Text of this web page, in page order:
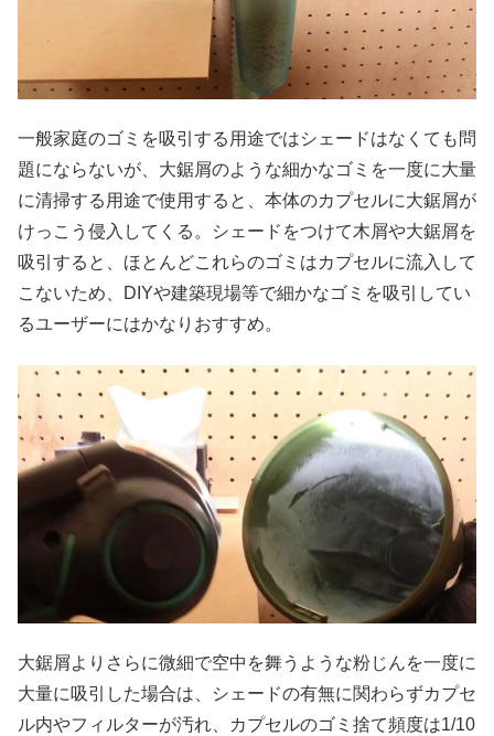
一般家庭のゴミを吸引する用途ではシェードはなくても問
題にならないが、大鋸屑のような細かなゴミを一度に大量
に清掃する用途で使用すると、本体のカプセルに大鋸屑が
けっこう侵入してくる。シェードをつけて木屑や大鋸屑を
吸引すると、ほとんどこれらのゴミはカプセルに流入して
こないため、DIYや建築現場等で細かなゴミを吸引してい
るユーザーにはかなりおすすめ。
大鋸屑よりさらに微細で空中を舞うような粉じんを一度に
大量に吸引した場合は、シェードの有無に関わらずカプセ
ル内やフィルターが汚れ、カプセルのゴミ捨て頻度は1/10